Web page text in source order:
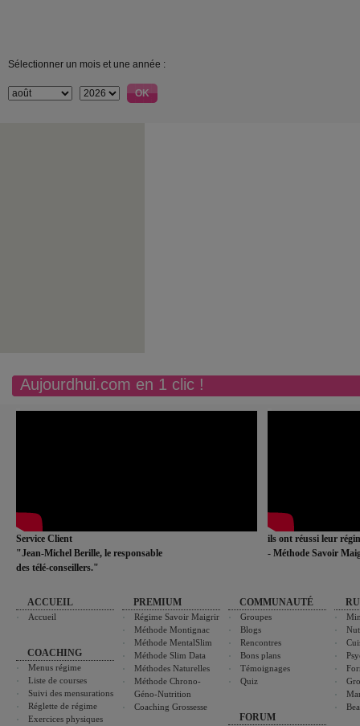
Sélectionner un mois et une année :
Aujourdhui.com en 1 clic !
Service Client
"Jean-Michel Berille, le responsable
des télé-conseillers."
ils ont réussi leur
- Méthode Savoir
ACCUEIL
Accueil
COACHING
Menus régime
Liste de courses
Suivi des mensurations
Réglette de régime
Exercices physiques
PREMIUM
Régime Savoir Maigrir
Méthode Montignac
Méthode MentalSlim
Méthode Slim Data
Méthodes Naturelles
Méthode Chrono-
Géno-Nutrition
Coaching Grossesse
COMMUNAUTÉ
Groupes
Blogs
Rencontres
Bons plans
Témoignages
Quiz
FORUM